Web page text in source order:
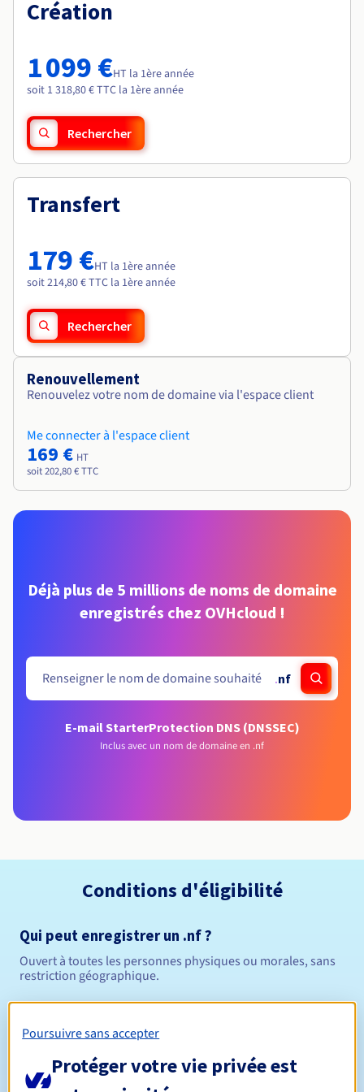
Tarifs
Roadmap & Changelog
Observabilité
Roadmap & Changelog
Roadmap & Changelog
Roadmap & Changelog
Roadmap & Changelog
Création
1 099 €HT la 1ère année
soit 1 318,80 € TTC la 1ère année
Rechercher
Transfert
179 €HT la 1ère année
soit 214,80 € TTC la 1ère année
Rechercher
Renouvellement
Renouvelez votre nom de domaine via l'espace client
Me connecter à l'espace client
169 € HT
soit 202,80 € TTC
Déjà plus de 5 millions de noms de domaine
enregistrés chez OVHcloud !
.nf
E-mail StarterProtection DNS (DNSSEC)
Inclus avec un nom de domaine en .nf
Conditions d'éligibilité
Qui peut enregistrer un .nf ?
Ouvert à toutes les personnes physiques ou morales, sans
restriction géographique.
Durée de réservation
Poursuivre sans accepter
Protéger votre vie privée est